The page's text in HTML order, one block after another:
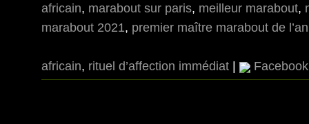
africain, marabout sur paris, meilleur marabout,
marabout 2021, premier maître marabout de
africain, rituel d’affection immédiat | Facebook